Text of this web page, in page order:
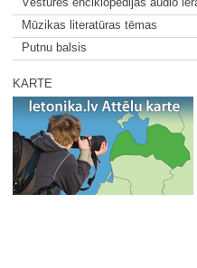
Mūzikas literatūras tēmas
Putnu balsis
KARTE